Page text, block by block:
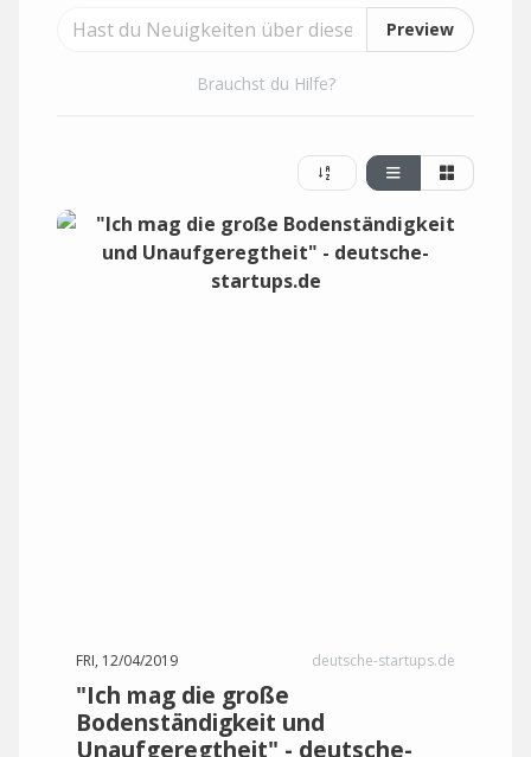
Preview
Brauchst du Hilfe?
FRI, 12/04/2019 deutsche-startups.de
"Ich mag die große
Bodenständigkeit und
Unaufgeregtheit" - deutsche-